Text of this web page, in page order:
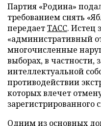
Партия «Родина»
требованием снять
передаетТАСС. Истец
«административный
многочисленные
выборах, в частности,
интеллектуальной
противодействии
которых влечет
зарегистрированного
Одним из основных